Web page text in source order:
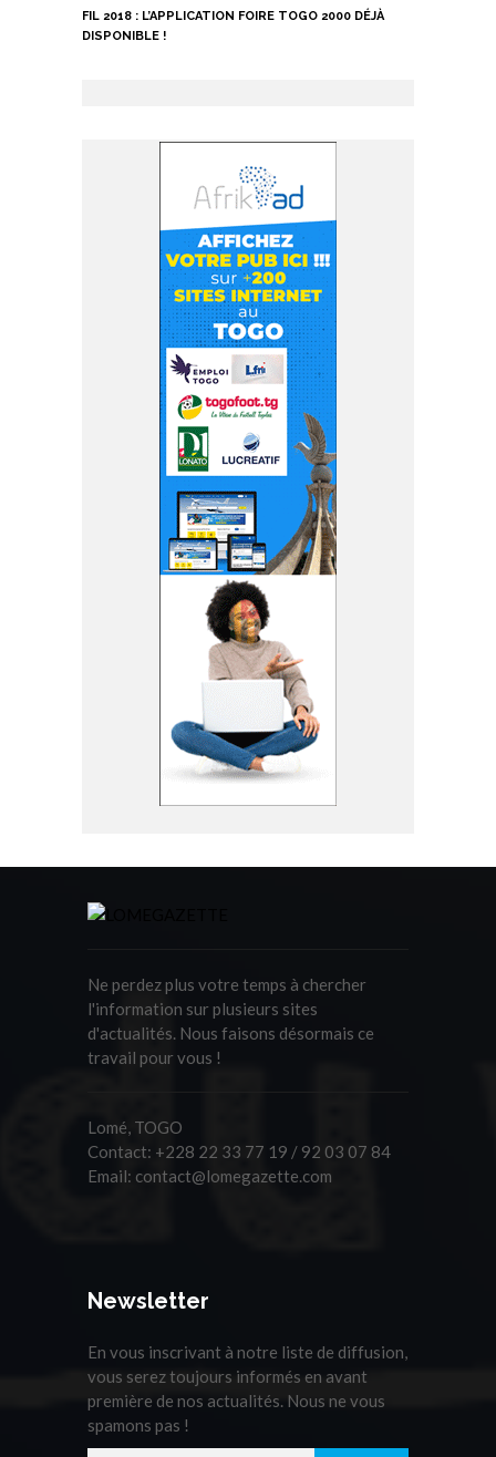
FIL 2018 : L’APPLICATION FOIRE TOGO 2000 DÉJÀ
DISPONIBLE !
Ne perdez plus votre temps à chercher
l'information sur plusieurs sites
d'actualités. Nous faisons désormais ce
travail pour vous !
Lomé, TOGO
Contact: +228 22 33 77 19 / 92 03 07 84
Email: contact@lomegazette.com
Newsletter
En vous inscrivant à notre liste de diffusion,
vous serez toujours informés en avant
première de nos actualités. Nous ne vous
spamons pas !